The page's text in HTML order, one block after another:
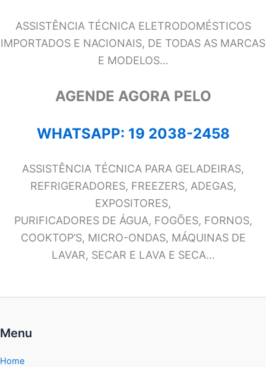
ASSISTÊNCIA TÉCNICA ELETRODOMÉSTICOS
IMPORTADOS E NACIONAIS, DE TODAS AS MARCAS
E MODELOS…
AGENDE AGORA PELO
WHATSAPP: 19 2038-2458
ASSISTÊNCIA TÉCNICA PARA GELADEIRAS,
REFRIGERADORES, FREEZERS, ADEGAS,
EXPOSITORES,
PURIFICADORES DE ÁGUA, FOGÕES, FORNOS,
COOKTOP’S, MICRO-ONDAS, MÁQUINAS DE
LAVAR, SECAR E LAVA E SECA…
Menu
Home